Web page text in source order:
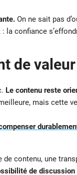
On ne sait pas
la confiance
de
Le contenu reste
mais cette
contenu, une
de